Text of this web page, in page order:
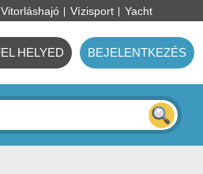
Vitorláshajó Vízisport Yacht
HELYED BEJELENTKEZÉS